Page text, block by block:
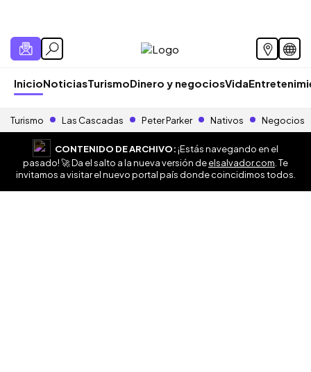
InicioNoticiasTurismoDinero y negociosVida
Turismo Las Cascadas Peter Parker Nativos Negocios
CONTENIDO DE ARCHIVO:¡Estás navegando en el
pasado! 🚀 Da el salto a la nueva versión deelsalvador.com . Te
invitamos a visitar el nuevo portal país donde coincidimos todos.